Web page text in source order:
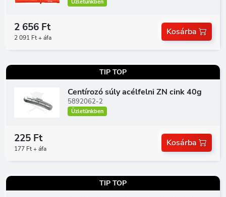
Üzletünkben
2 656 Ft
2 091 Ft + áfa
Kosárba
TIP TOP
Centírozó súly acélfelni ZN cink 40g
5892062-2
Üzletünkben
225 Ft
177 Ft + áfa
Kosárba
TIP TOP